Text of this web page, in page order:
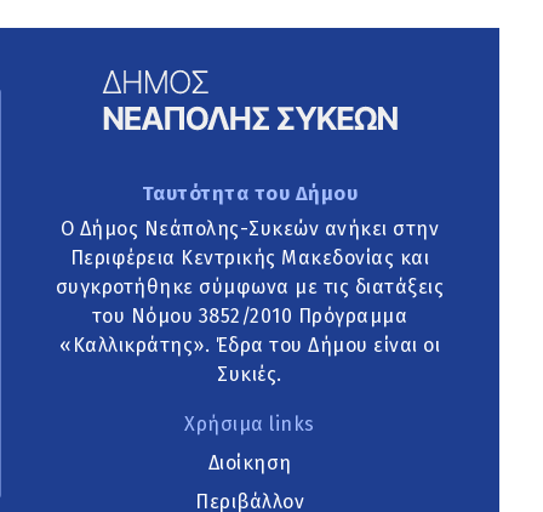
Ταυτότητα του Δήμου
Ο Δήμος Νεάπολης-Συκεών ανήκει στην
Περιφέρεια Κεντρικής Μακεδονίας και
συγκροτήθηκε σύμφωνα με τις διατάξεις
του Νόμου 3852/2010 Πρόγραμμα
«Καλλικράτης». Έδρα του Δήμου είναι οι
Συκιές.
Χρήσιμα links
Διοίκηση
Περιβάλλον